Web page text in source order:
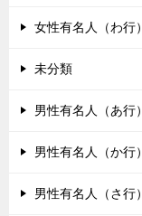
女性有名人（わ行）
未分類
男性有名人（あ行）
男性有名人（か行）
男性有名人（さ行）